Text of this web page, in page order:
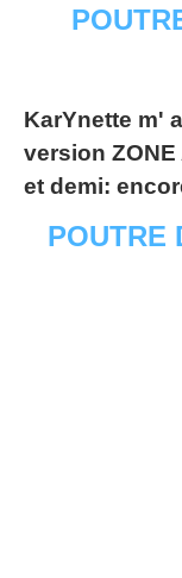
KarYnette m'
version
et demi:
POUTRE